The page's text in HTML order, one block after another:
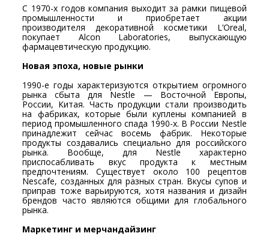
С 1970-х годов компания выходит за рамки пищевой
промышленности и приобретает акции
производителя декоративной косметики L’Oreal,
покупает Alcon Laboratories, выпускающую
фармацевтическую продукцию.
Новая эпоха, новые рынки
1990-е годы характеризуются открытием огромного
рынка сбыта для Nestle — Восточной Европы,
России, Китая. Часть продукции стали производить
на фабриках, которые были куплены компанией в
период промышленного спада 1990-х. В России Nestle
принадлежит сейчас восемь фабрик. Некоторые
продукты создавались специально для российского
рынка. Вообще, для Nestle характерно
приспосабливать вкус продукта к местным
предпочтениям. Существует около 100 рецептов
Nescafe, созданных для разных стран. Вкусы супов и
приправ тоже варьируются, хотя названия и дизайн
брендов часто являются общими для глобального
рынка.
Маркетинг и мерчандайзинг